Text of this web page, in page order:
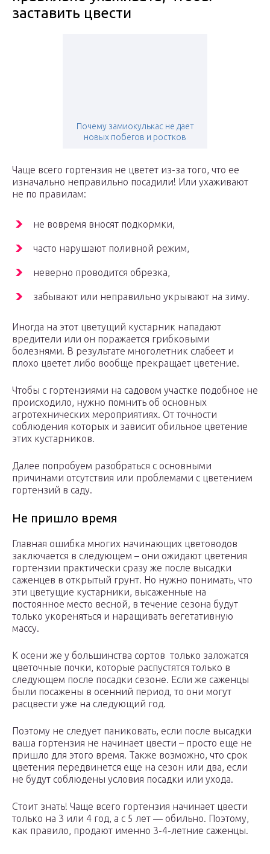
заставить цвести
Почему замиокулькас не дает
новых побегов и ростков
Чаще всего гортензия не цветет из-за того, что ее
изначально неправильно посадили! Или ухаживают
не по правилам:
не вовремя вносят подкормки,
часто нарушают поливной режим,
неверно проводится обрезка,
забывают или неправильно укрывают на зиму.
Иногда на этот цветущий кустарник нападают
вредители или он поражается грибковыми
болезнями. В результате многолетник слабеет и
плохо цветет либо вообще прекращает цветение.
Чтобы с гортензиями на садовом участке подобное не
происходило, нужно помнить об основных
агротехнических мероприятиях. От точности
соблюдения которых и зависит обильное цветение
этих кустарников.
Далее попробуем разобраться с основными
причинами отсутствия или проблемами с цветением
гортензий в саду.
Не пришло время
Главная ошибка многих начинающих цветоводов
заключается в следующем – они ожидают цветения
гортензии практически сразу же после высадки
саженцев в открытый грунт. Но нужно понимать, что
эти цветущие кустарники, высаженные на
постоянное место весной, в течение сезона будут
только укореняться и наращивать вегетативную
массу.
К осени же у большинства сортов только заложатся
цветочные почки, которые распустятся только в
следующем после посадки сезоне. Если же саженцы
были посажены в осенний период, то они могут
расцвести уже на следующий год.
Поэтому не следует паниковать, если после высадки
ваша гортензия не начинает цвести – просто еще не
пришло для этого время. Также возможно, что срок
цветения передвинется еще на сезон или два, если
не будут соблюдены условия посадки или ухода.
Стоит знать! Чаще всего гортензия начинает цвести
только на 3 или 4 год, а с 5 лет — обильно. Поэтому,
как правило, продают именно 3-4-летние саженцы.